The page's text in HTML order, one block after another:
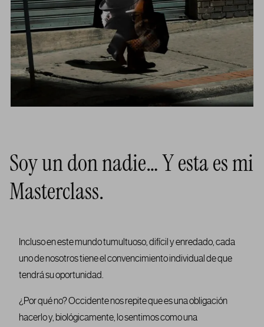
Soy un don nadie… Y esta es mi
Masterclass.
Incluso en este mundo tumultuoso, difícil y enredado, cada
uno de nosotros tiene el convencimiento individual de que
tendrá su oportunidad.
¿Por qué no? Occidente nos repite que es una obligación
hacerlo y, biológicamente, lo sentimos como una